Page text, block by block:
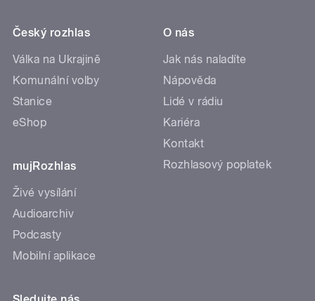
Český rozhlas
Válka na Ukrajině
Komunální volby
Stanice
eShop
mujRozhlas
Živé vysílání
Audioarchiv
Podcasty
Mobilní aplikace
O nás
Jak nás naladíte
Nápověda
Lidé v rádiu
Kariéra
Kontakt
Rozhlasový poplatek